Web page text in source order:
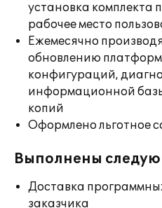
установка комплекта
рабочее место
Ежемесячно
обновлению
конфигураций,
информационной
копий
Оформлено льготное
Выполнены
Доставка
заказчика